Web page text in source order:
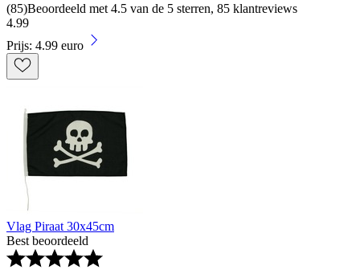
(85)Beoordeeld met 4.5 van de 5 sterren, 85 klantreviews
4.99
Prijs: 4.99 euro
Vlag Piraat 30x45cm
Best beoordeeld